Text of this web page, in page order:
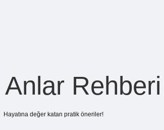
Rehberi
Hayatına değer katan pratik öneriler!